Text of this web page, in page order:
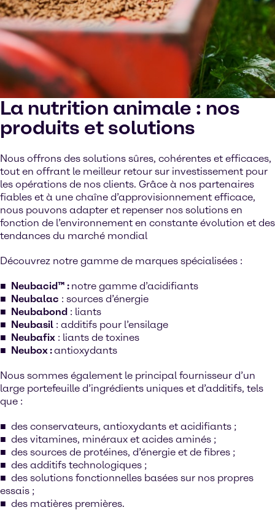
La nutrition animale : nos
produits et solutions
Nous offrons des solutions sûres, cohérentes et efficaces,
tout en offrant le meilleur retour sur investissement pour
les opérations de nos clients. Grâce à nos partenaires
fiables et à une chaîne d’approvisionnement efficace,
nous pouvons adapter et repenser nos solutions en
fonction de l’environnement en constante évolution et des
tendances du marché mondial
Découvrez notre gamme de marques spécialisées :
Neubacid™ : notre gamme d’acidifiants
Neubalac : sources d’énergie
Neubabond : liants
Neubasil : additifs pour l’ensilage
Neubafix : liants de toxines
Neubox :antioxydants
Nous sommes également le principal fournisseur d’un
large portefeuille d’ingrédients uniques et d’additifs, tels
que :
des conservateurs, antioxydants et acidifiants ;
des vitamines, minéraux et acides aminés ;
des sources de protéines, d’énergie et de fibres ;
des additifs technologiques ;
des solutions fonctionnelles basées sur nos propres
essais ;
des matières premières.